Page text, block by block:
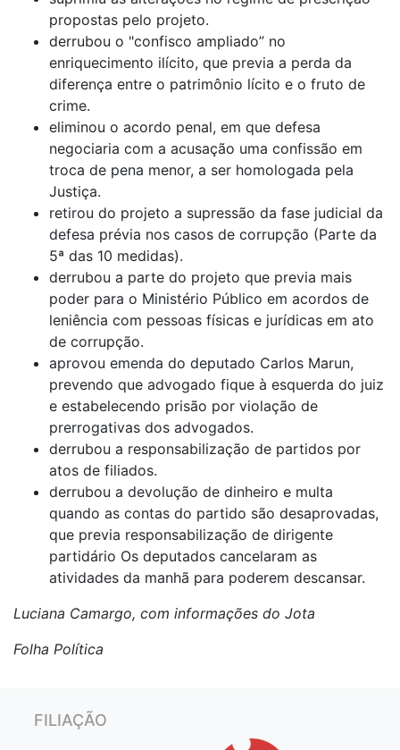
propostas pelo projeto.
derrubou o "confisco ampliado” no
enriquecimento ilícito, que previa a perda da
diferença entre o patrimônio lícito e o fruto de
crime.
eliminou o acordo penal, em que defesa
negociaria com a acusação uma confissão em
troca de pena menor, a ser homologada pela
Justiça.
retirou do projeto a supressão da fase judicial da
defesa prévia nos casos de corrupção (Parte da
5ª das 10 medidas).
derrubou a parte do projeto que previa mais
poder para o Ministério Público em acordos de
leniência com pessoas físicas e jurídicas em ato
de corrupção.
aprovou emenda do deputado Carlos Marun,
prevendo que advogado fique à esquerda do juiz
e estabelecendo prisão por violação de
prerrogativas dos advogados.
derrubou a responsabilização de partidos por
atos de filiados.
derrubou a devolução de dinheiro e multa
quando as contas do partido são desaprovadas,
que previa responsabilização de dirigente
partidário Os deputados cancelaram as
atividades da manhã para poderem descansar.
Luciana Camargo, com informações do Jota
Folha Política
FILIAÇÃO